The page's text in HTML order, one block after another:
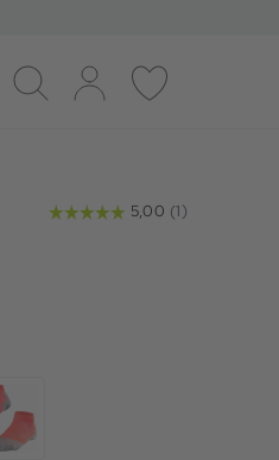
Suche Log-in Merkliste